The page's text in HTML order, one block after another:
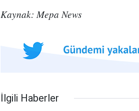
Kaynak: Mepa News
İlgili Haberler